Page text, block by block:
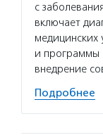
с
включает
медицинских
и программы
внедрение
Подробнее